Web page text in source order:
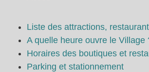
Liste des attractions,
A quelle heure ouvre le Village
Horaires des boutiques et
Parking et stationnement